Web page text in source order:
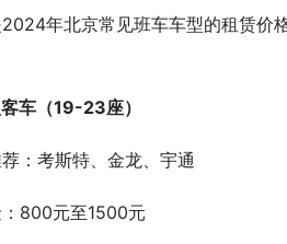
年北京常见班车车型的租赁价格
车（19-23座）
考斯特、金龙、宇通
800元至1500元